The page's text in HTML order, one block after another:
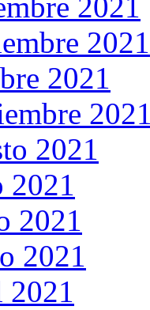
2021
2021
2021
2021
2021
2021
2021
2021